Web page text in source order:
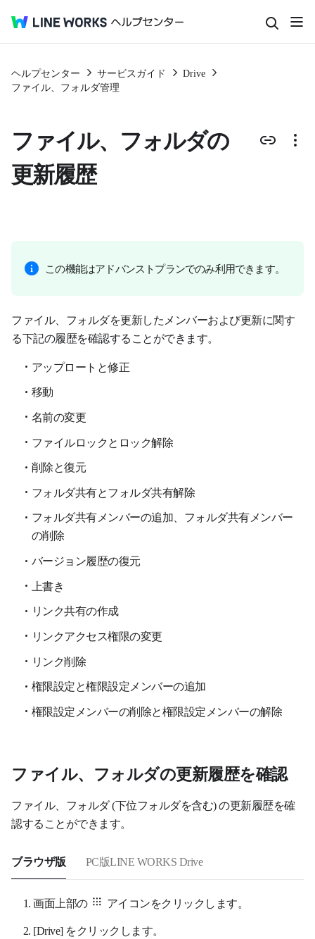
ヘルプセンター サービスガイド
Drive
ファイル、フォルダ管理
ファイル、フォルダの
更新履歴
この機能はアドバンストプランでのみ利用できます。
ファイル、フォルダを更新したメンバーおよび更新に関す
る下記の履歴を確認することができます。
アップロートと修正
移動
名前の変更
ファイルロックとロック解除
削除と復元
フォルダ共有とフォルダ共有解除
フォルダ共有メンバーの追加、フォルダ共有メンバー
の削除
バージョン履歴の復元
上書き
リンク共有の作成
リンクアクセス権限の変更
リンク削除
権限設定と権限設定メンバーの追加
権限設定メンバーの削除と権限設定メンバーの解除
ファイル、フォルダの更新履歴を確認
ファイル、フォルダ (下位フォルダを含む) の更新履歴を確
認することができます。
ブラウザ版 PC版LINE WORKS Drive
画面上部の
アイコンをクリックします。
[Drive] をクリックします。